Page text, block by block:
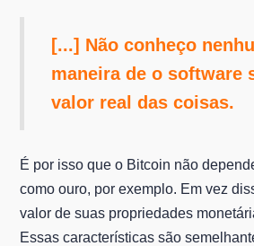
[...] Não conheço
maneira de o software
valor real das coisas.
É por isso que o Bitcoin não
como ouro, por exemplo. Em vez
valor de suas propriedades
Essas características são